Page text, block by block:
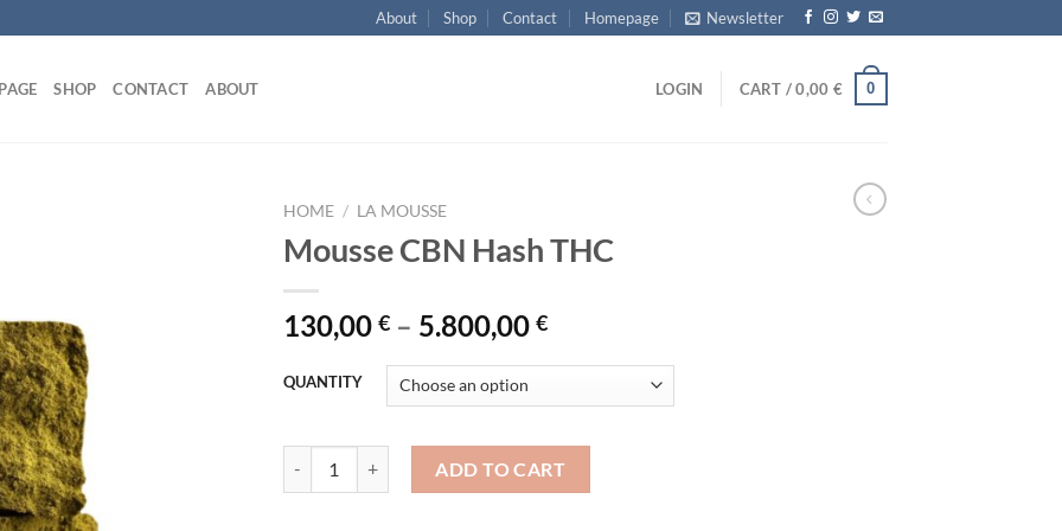
About Shop Contact Homepage Newsletter
SHOP CONTACT ABOUT LOGIN CART /0,00 € 0
HOME / LA MOUSSE
Mousse CBN Hash THC
130,00 € – 5.800,00 €Price
130,00 €
through
5.800,00 €
QUANTITY
ADD TO CART